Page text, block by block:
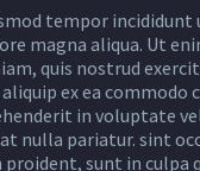
tempor incididunt
magna aliqua. Ut
quis nostrud
ex ea commodo
in voluptate
nulla pariatur. sint
sunt in culpa